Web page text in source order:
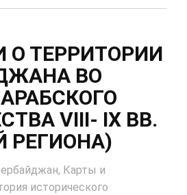
О ТЕРРИТОРИИ
ВО
VIII- IX ВВ.
РЕГИОНА)
Карты и
исторического